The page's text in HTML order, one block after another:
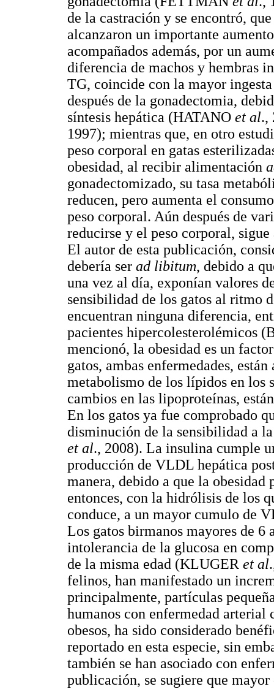
de la castración y se encontró,
alcanzaron un importante
acompañados además, por un
diferencia de machos y hembras
TG, coincide con la mayor
después de la gonadectomia,
síntesis hepática (HATANO et al.,
1997); mientras que, en otro
peso corporal en gatas
obesidad, al recibir alimentación
gonadectomizado, su tasa
reducen, pero aumenta el
peso corporal. Aún después de
reducirse y el peso corporal,
El autor de esta publicación,
debería ser ad libitum, debido a
una vez al día, exponían valores
sensibilidad de los gatos al ritmo
encuentran ninguna diferencia,
pacientes hipercolesterolémicos
mencionó, la obesidad es un
gatos, ambas enfermedades,
metabolismo de los lípidos en los
cambios en las lipoproteínas,
En los gatos ya fue comprobado
disminución de la sensibilidad a
et al., 2008). La insulina cumple
producción de VLDL hepática
manera, debido a que la
entonces, con la hidrólisis de los
conduce, a un mayor cumulo de
Los gatos birmanos mayores de 6
intolerancia de la glucosa en
de la misma edad (KLUGER et al
felinos, han manifestado un
principalmente, partículas
humanos con enfermedad
obesos, ha sido considerado
reportado en esta especie, sin
también se han asociado con
publicación, se sugiere que